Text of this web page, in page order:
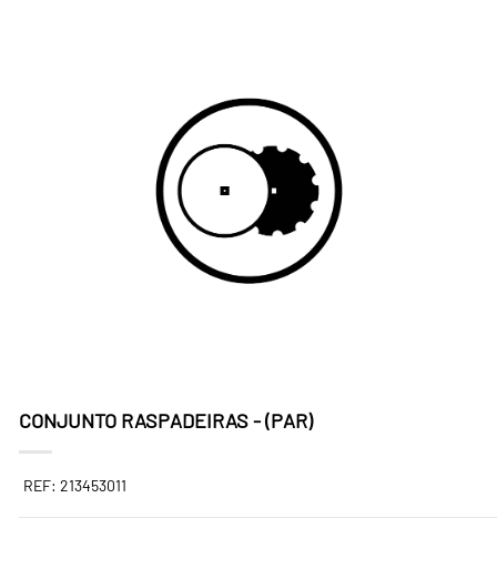
CONJUNTO RASPADEIRAS - (PAR)
REF: 213453011